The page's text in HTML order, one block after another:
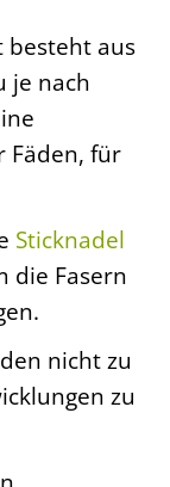
aus
je nach
Fäden, für
Sticknadel
die Fasern
nicht zu
zu